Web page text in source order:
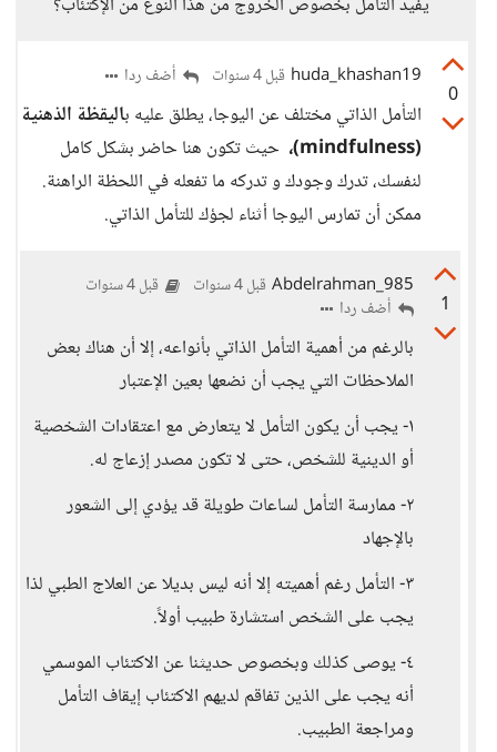
0
huda_khashan19 قبل 4 سنوات أضف ردا
التأمل الذاتي مختلف عن اليوجا، يطلق عليه باليقظة الذهنية
(mindfulness)،
حيث تكون هنا حاضر بشكل كامل
لنفسك، تدرك وجودك و تدركه ما تفعله في اللحظة الراهنة.
ممكن أن تمارس اليوجا أثناء لجؤك للتأمل الذاتي.
1
Abdelrahman_985 قبل 4 سنوات قبل 4 سنوات
أضف ردا
بالرغم من أهمية التأمل الذاتي بأنواعه، إلا أن هناك بعض
الملاحظات التي يجب أن نضعها بعين الإعتبار
١- يجب أن يكون التأمل لا يتعارض مع اعتقادات الشخصية
أو الدينية للشخص، حتى لا تكون مصدر إزعاج له.
٢- ممارسة التأمل لساعات طويلة قد يؤدي إلى الشعور
بالإجهاد
٣- التأمل رغم أهميته إلا أنه ليس بديلا عن العلاج الطبي لذا
يجب على الشخص استشارة طبيب أولاً.
٤- يوصى كذلك وبخصوص حديثنا عن الاكتئاب الموسمي
أنه يجب على الذين تفاقم لديهم الاكتئاب إيقاف التأمل
ومراجعة الطبيب.